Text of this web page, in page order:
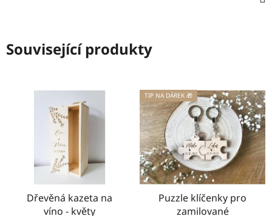
Související produkty
Dřevěná kazeta na
víno - květy
TIP NA DÁREK 🎁
Puzzle klíčenky pro
zamilované